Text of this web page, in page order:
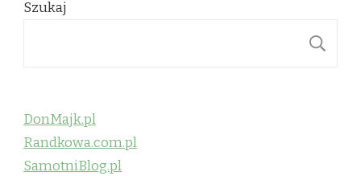
Szukaj
DonMajk.pl
Randkowa.com.pl
SamotniBlog.pl